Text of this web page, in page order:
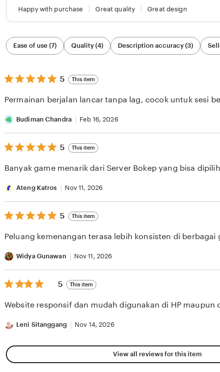
Happy with purchase Great quality Great design
Filter
by
category
Ease of use (7) Quality (4) Description accuracy (3)
5
out
5
5 This item
Permainan berjalan lancar tanpa lag, cocok untuk sesi
Budiman Chandra Feb 16, 2026
5
out
5
5 This item
Banyak game menarik dari Server Bokep yang bisa
Ateng Katros Nov 11, 2026
5
out
5
5 This item
Peluang kemenangan terasa lebih konsisten di berbagai
Widya Gunawan Nov 11, 2026
5
out
5
5 This item
Website responsif dan mudah digunakan di HP maupun
Leni Sitanggang Nov 14, 2026
View all reviews for this item